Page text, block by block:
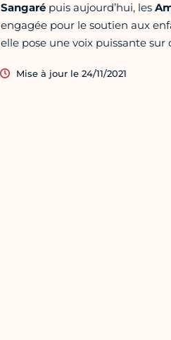
Sangarépuis aujourd’hui, les
engagée pour le soutien aux
elle pose une voix puissante
Mise à jour le 24/11/2021